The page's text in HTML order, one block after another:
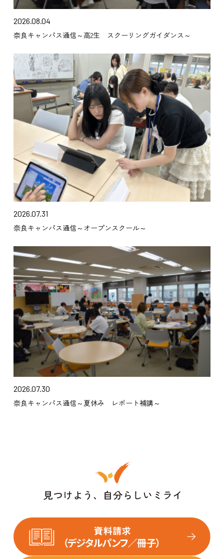
2026.08.04
奈良キャンパス通信～高2生 スクーリングガイダンス～
2026.07.31
奈良キャンパス通信～オープンスクール～
2026.07.30
奈良キャンパス通信～夏休み レポート補講～